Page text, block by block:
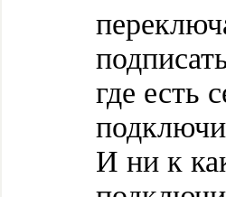
где есть
И ни к